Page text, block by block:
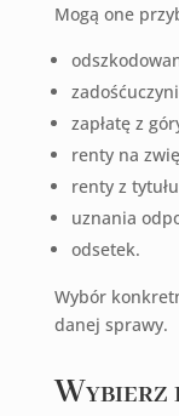
Mogą one
zapłatę z
renty na
renty z
uznania
odsetek.
Wybór
danej sprawy.
Wybierz